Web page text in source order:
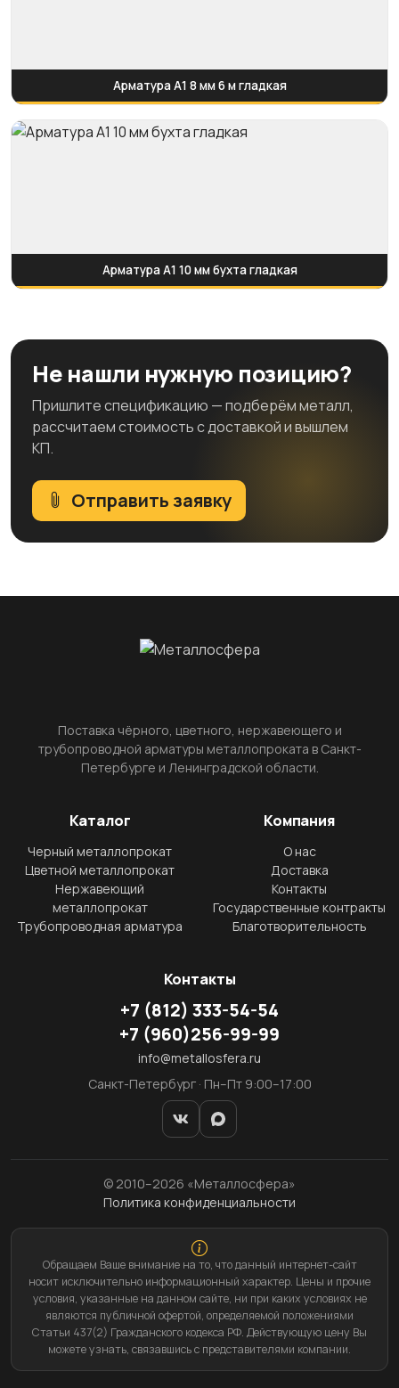
Арматура А1 8 мм 6 м гладкая
Арматура А1 10 мм бухта гладкая
Не нашли нужную позицию?
Пришлите спецификацию — подберём металл,
рассчитаем стоимость с доставкой и вышлем
КП.
Отправить заявку
Поставка чёрного, цветного, нержавеющего и
трубопроводной арматуры металлопроката в Санкт-
Петербурге и Ленинградской области.
Каталог
Черный металлопрокат
Цветной металлопрокат
Нержавеющий
металлопрокат
Трубопроводная арматура
Компания
О нас
Доставка
Контакты
Государственные контракты
Благотворительность
Контакты
+7 (812) 333-54-54
+7 (960)256-99-99
info@metallosfera.ru
Санкт-Петербург · Пн–Пт 9:00–17:00
© 2010–2026 «Металлосфера»
Политика конфиденциальности
Обращаем Ваше внимание на то, что данный интернет-сайт
носит исключительно информационный характер. Цены и прочие
условия, указанные на данном сайте, ни при каких условиях не
являются публичной офертой, определяемой положениями
Статьи 437(2) Гражданского кодекса РФ. Действующую цену Вы
можете узнать, связавшись с представителями компании.